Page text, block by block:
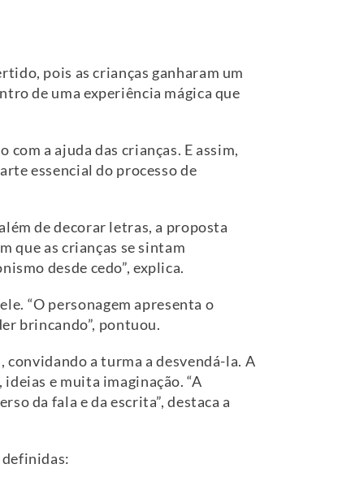
pois as crianças ganharam um
de uma experiência mágica que
a ajuda das crianças. E assim,
essencial do processo de
de decorar letras, a proposta
que as crianças se sintam
desde cedo”, explica.
“O personagem apresenta o
brincando”, pontuou.
convidando a turma a desvendá-la. A
e muita imaginação. “A
da fala e da escrita”, destaca a
definidas: